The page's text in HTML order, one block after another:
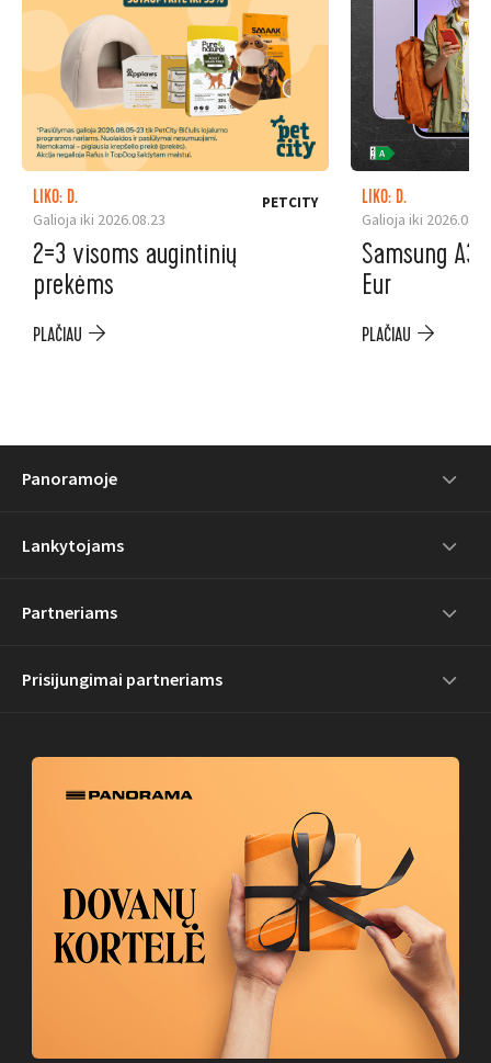
LIKO: D.
Galioja iki 2026.08.23
PETCITY
2=3 visoms augintinių
prekėms
PLAČIAU
LIKO: D.
Galioja iki
Samsung
Eur
PLAČIAU
Panoramoje
Lankytojams
Partneriams
Prisijungimai partneriams